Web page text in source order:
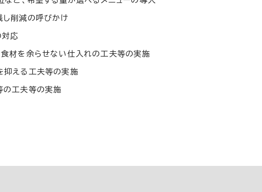
削減の呼びかけ
対応
材を余らせない仕入れの工夫等の実施
抑える工夫等の実施
の工夫等の実施